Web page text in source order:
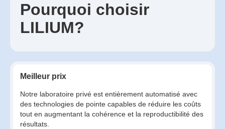
Pourquoi choisir
LILIUM?
Meilleur prix
Notre laboratoire privé est entièrement automatisé avec
des technologies de pointe capables de réduire les coûts
tout en augmentant la cohérence et la reproductibilité des
résultats.